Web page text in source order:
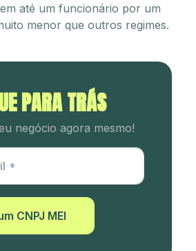
até um funcionário por um
menor que outros regimes.
PARA TRÁS
negócio agora mesmo!
CNPJ MEI